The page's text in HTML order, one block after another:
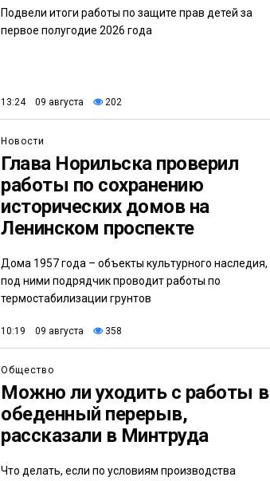
Подвели итоги работы по защите прав детей за
первое полугодие 2026 года
13:24 09 августа 202
Новости
Глава Норильска проверил
работы по сохранению
исторических домов на
Ленинском проспекте
Дома 1957 года – объекты культурного наследия,
под ними подрядчик проводит работы по
термостабилизации грунтов
10:19 09 августа 358
Общество
Можно ли уходить с работы в
обеденный перерыв,
рассказали в Минтруда
Что делать, если по условиям производства